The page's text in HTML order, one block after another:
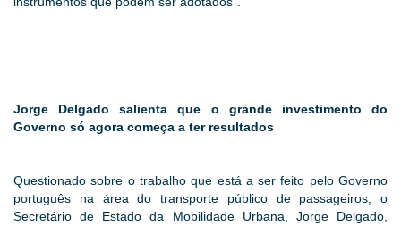
Jorge Delgado salienta que o grande investimento do
Governo só agora começa a ter resultados
Questionado sobre o trabalho que está a ser feito pelo Governo
português na área do transporte público de passageiros, o
Secretário de Estado da Mobilidade Urbana, Jorge Delgado,